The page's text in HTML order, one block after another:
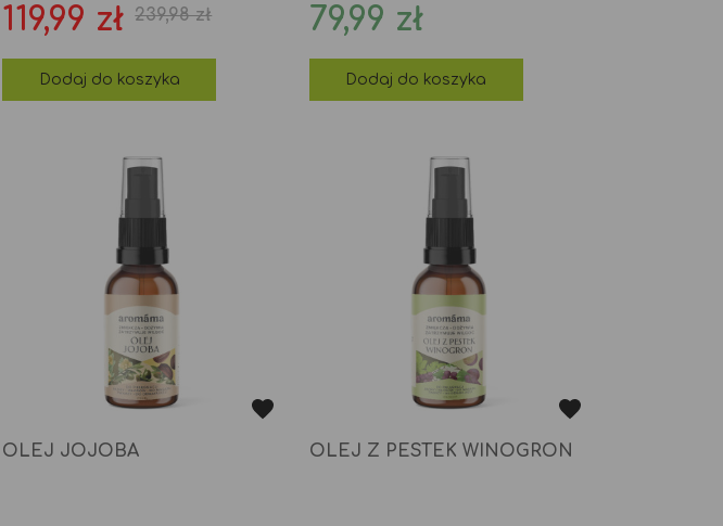
Cena
119,99 zł Cena
podstawowa
239,98 zł
Dodaj do koszyka
Cena
79,99 zł
Dodaj do koszyka
OLEJ JOJOBA OLEJ Z PESTEK WINOGRON